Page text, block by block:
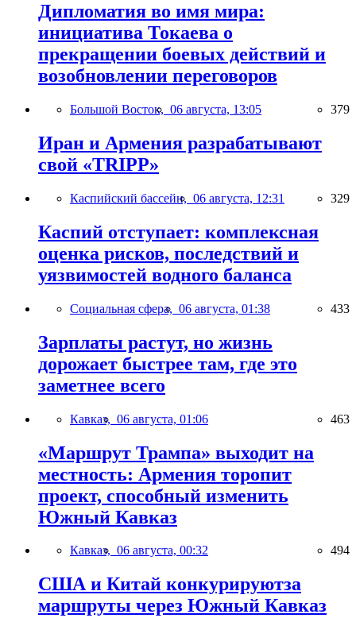
Дипломатия во имя мира:
инициатива Токаева о
прекращении боевых действий и
возобновлении переговоров
Большой Восток, 06 августа, 13:05 379
Иран и Армения разрабатывают
свой «TRIPP»
Каспийский бассейн, 06 августа, 12:31 329
Каспий отступает: комплексная
оценка рисков, последствий и
уязвимостей водного баланса
Социальная сфера, 06 августа, 01:38 433
Зарплаты растут, но жизнь
дорожает быстрее там, где это
заметнее всего
Кавказ, 06 августа, 01:06 463
«Маршрут Трампа» выходит на
местность: Армения торопит
проект, способный изменить
Южный Кавказ
Кавказ, 06 августа, 00:32 494
США и Китай конкурируютза
маршруты через Южный Кавказ